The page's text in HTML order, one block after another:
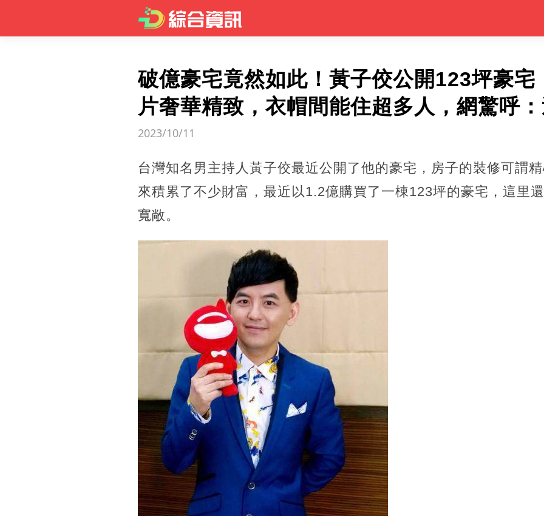
破億豪宅竟然如此！黃子佼公開123坪豪宅
片奢華精致，衣帽間能住超多人，網驚呼
2023/10/11
台灣知名男主持人黃子佼最近公開了他的豪宅，房子的裝修可謂
來積累了不少財富，最近以1.2億購買了一棟123坪的豪宅，這里
寬敞。